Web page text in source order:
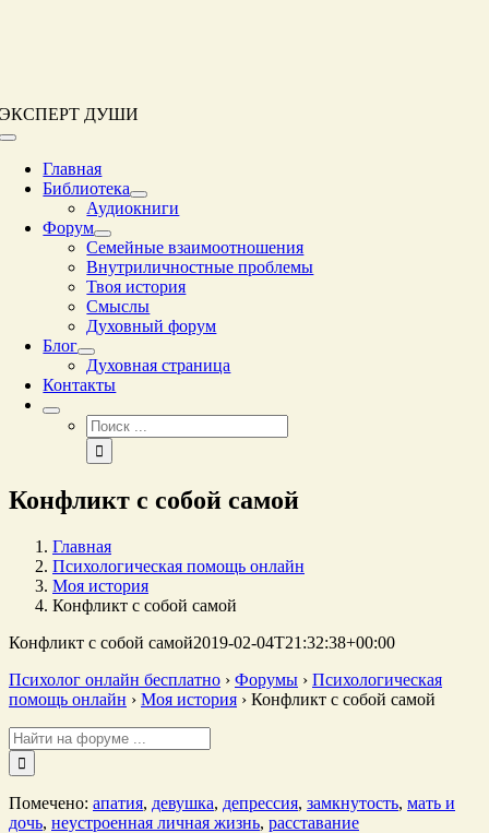
ЭКСПЕРТ ДУШИ
Переключение
навигацииГлавная
Библиотека
Аудиокниги
Форум
Семейные взаимоотношения
Внутриличностные проблемы
Твоя история
Смыслы
Духовный форум
Блог
Духовная страница
Контакты
Результат
поиска:
Конфликт с собой самой
Главная
Психологическая помощь онлайн
Моя история
Конфликт с собой самой
Конфликт с собой самой2019-02-04T21:32:38+00:00
Психолог онлайн бесплатно › Форумы › Психологическая
помощь онлайн › Моя история › Конфликт с собой самой
Поиск:
Помечено: апатия, девушка, депрессия, замкнутость, мать и
дочь, неустроенная личная жизнь, расставание